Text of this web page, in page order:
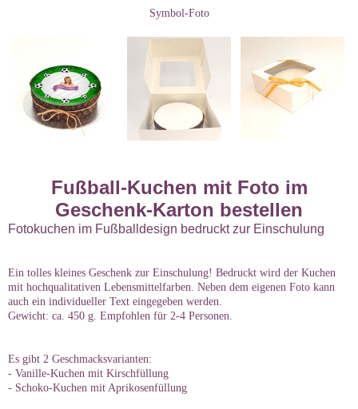
Symbol-Foto
Fußball-Kuchen mit Foto im
Geschenk-Karton bestellen
Fotokuchen im Fußballdesign bedruckt zur Einschulung
Ein tolles kleines Geschenk zur Einschulung! Bedruckt wird der Kuchen
mit hochqualitativen Lebensmittelfarben. Neben dem eigenen Foto kann
auch ein individueller Text eingegeben werden.
Gewicht: ca. 450 g. Empfohlen für 2-4 Personen.
Es gibt 2 Geschmacksvarianten:
- Vanille-Kuchen mit Kirschfüllung
- Schoko-Kuchen mit Aprikosenfüllung